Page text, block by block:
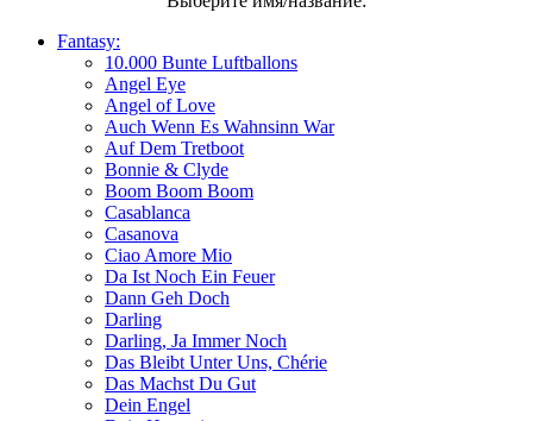
Fantasy:
10.000 Bunte Luftballons
Angel Eye
Angel of Love
Auch Wenn Es Wahnsinn War
Auf Dem Tretboot
Bonnie & Clyde
Boom Boom Boom
Casablanca
Casanova
Ciao Amore Mio
Da Ist Noch Ein Feuer
Dann Geh Doch
Darling
Darling, Ja Immer Noch
Das Bleibt Unter Uns, Chérie
Das Machst Du Gut
Dein Engel